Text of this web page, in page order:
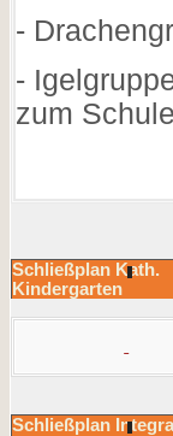
-
-
zum
Schließplan Kath.
Kindergarten
Schließplan